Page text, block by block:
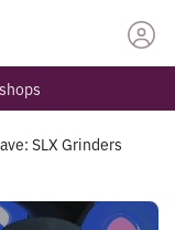
SLX Grinders